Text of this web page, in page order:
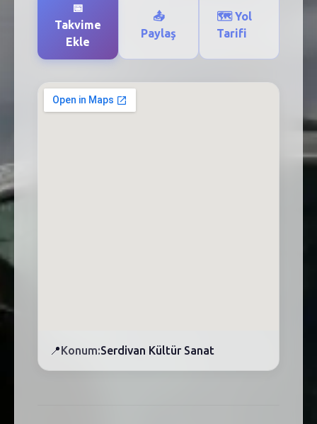
📅
Takvime
Ekle
📤
Paylaş
🗺️ Yol
Tarifi
📍Konum:Serdivan Kültür Sanat